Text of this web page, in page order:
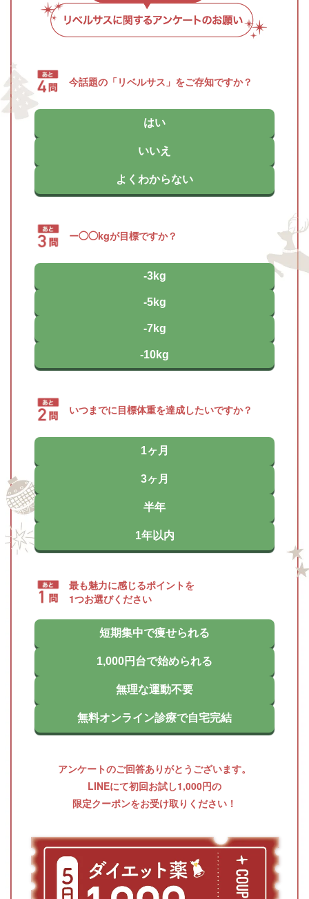
今話題の「リベルサス」をご存知ですか？
はい
いいえ
よくわからない
ー◯◯kgが目標ですか？
-3kg
-5kg
-7kg
-10kg
いつまでに目標体重を達成したいですか？
1ヶ月
3ヶ月
半年
1年以内
最も魅力に感じるポイントを
1つお選びください
短期集中で痩せられる
1,000円台で始められる
無理な運動不要
無料オンライン診療で自宅完結
アンケートのご回答ありがとうございます。
LINEにて初回お試し1,000円の
限定クーポンをお受け取りください！